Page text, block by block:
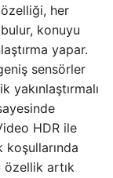
her
konuyu
yapar.
sensörler
yakınlaştırmalı
HDR ile
koşullarında
artık